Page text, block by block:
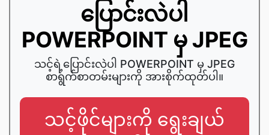
ပြောင်းလဲပါ
POWERPOINT မှ JPEG
သင့်ရဲ့ပြောင်းလဲပါ POWERPOINT မှ JPEG
စာရွက်စာတမ်းများကို အားစိုက်ထုတ်ပါ။
သင့်ဖိုင်များကို ရွေးချယ်